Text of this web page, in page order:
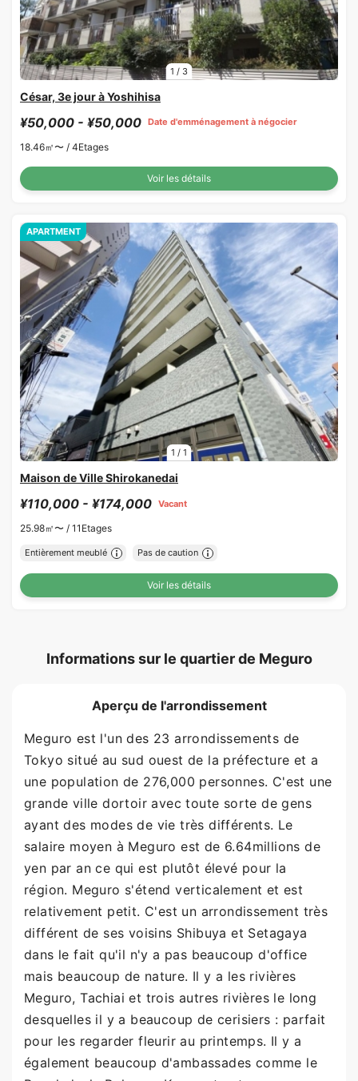
1 / 3
César, 3e jour à Yoshihisa
¥50,000 - ¥50,000 Date d'emménagement à négocier
18.46㎡〜 / 4Etages
Voir les détails
1 / 1
APARTMENT
Maison de Ville Shirokanedai
¥110,000 - ¥174,000 Vacant
25.98㎡〜 / 11Etages
Entièrement meublé Pas de caution
Voir les détails
Informations sur le quartier de Meguro
Aperçu de l'arrondissement
Meguro est l'un des 23 arrondissements de
Tokyo situé au sud ouest de la préfecture et a
une population de 276,000 personnes. C'est une
grande ville dortoir avec toute sorte de gens
ayant des modes de vie très différents. Le
salaire moyen à Meguro est de 6.64millions de
yen par an ce qui est plutôt élevé pour la
région. Meguro s'étend verticalement et est
relativement petit. C'est un arrondissement très
différent de ses voisins Shibuya et Setagaya
dans le fait qu'il n'y a pas beaucoup d'office
mais beaucoup de nature. Il y a les rivières
Meguro, Tachiai et trois autres rivières le long
desquelles il y a beaucoup de cerisiers : parfait
pour les regarder fleurir au printemps. Il y a
également beaucoup d'ambassades comme le